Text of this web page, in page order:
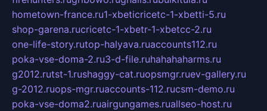
hometown-france.ru1-xbeticricetc-1-xbetti-5.ru
shop-garena.rucricetc-1-xbetr-1-xbetcc-2.ru
one-life-story.rutop-halyava.ruaccounts112.ru
poka-vse-doma-2.ru3-d-file.ruhahahaharms.ru
g2012.rutst-1.rushaggy-cat.ruopsmgr.ruev-gallery.ru
g-2012.ruops-mgr.ruaccounts-112.rucsm-demo.ru
poka-vse-doma2.ruairgungames.ruallseo-host.ru